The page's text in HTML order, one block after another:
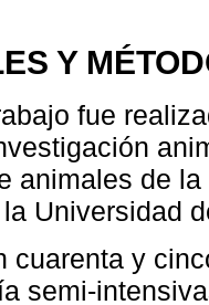
Y
fue
animales de
Universidad
cuarenta y
semi-